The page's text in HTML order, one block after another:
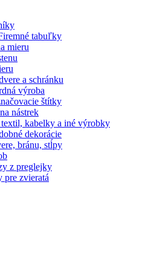
tabuľky
mieru
a schránku
výroba
štítky
nástrek
kabelky a iné výrobky
dekorácie
bránu, stĺpy
z preglejky
pre zvieratá